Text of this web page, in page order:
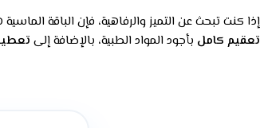
إذا كنت تبحث عن التميز والرفاهية، فإن الباقة
تعقيم كامل بأجود المواد الطبية، بالإضافة إلى